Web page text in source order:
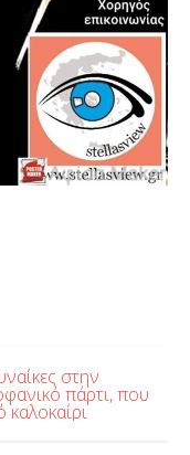
στην
πάρτι, που
καλοκαίρι